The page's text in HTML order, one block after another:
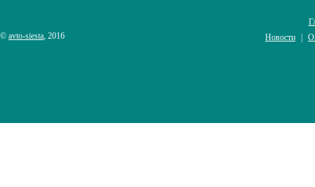
© avto-siesta, 2016
Новости